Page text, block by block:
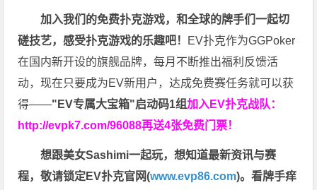
加入我们的免费扑克游戏，和全球的牌手们一起切
磋技艺，感受扑克游戏的乐趣吧！ EV扑克作为GGPoker
在国内新开设的旗舰品牌，每月不断推出福利反馈活
动，现在只要成为EV新用户，达成免费赛任务就可以获
得——"EV专属大宝箱"启动码1组加入EV扑克战队：
http://evpk7.com/96088再送4张免费门票！
想跟美女Sashimi一起玩，想知道最新资讯与赛
程，敬请锁定EV扑克官网(www.evp86.com)。看牌手痒